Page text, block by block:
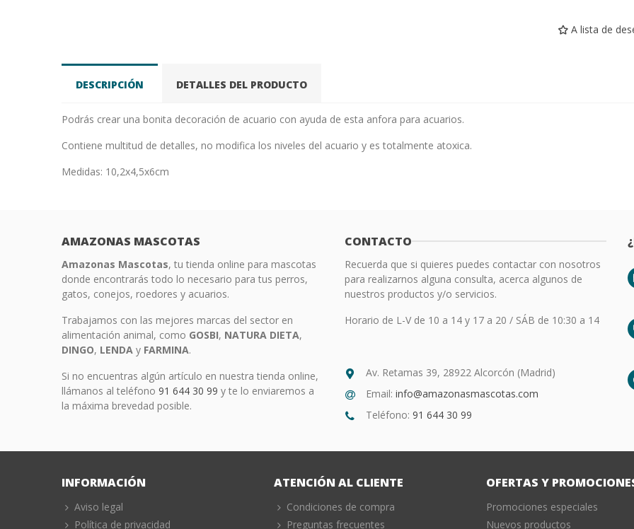
A lista de
DESCRIPCIÓN DETALLES DEL PRODUCTO
Podrás crear una bonita decoración de acuario con ayuda de esta anfora para acuarios.
Contiene multitud de detalles, no modifica los niveles del acuario y es totalmente atoxica.
Medidas: 10,2x4,5x6cm
AMAZONAS MASCOTAS
Amazonas Mascotas, tu tienda online para mascotas
donde encontrarás todo lo necesario para tus perros,
gatos, conejos, roedores y acuarios.
Trabajamos con las mejores marcas del sector en
alimentación animal, como GOSBI, NATURA DIETA,
DINGO, LENDA y FARMINA.
Si no encuentras algún artículo en nuestra tienda online,
llámanos al teléfono 91 644 30 99 y te lo enviaremos a
la máxima brevedad posible.
CONTACTO
Recuerda que si quieres puedes contactar con nosotros
para realizarnos alguna consulta, acerca algunos de
nuestros productos y/o servicios.
Horario de L-V de 10 a 14 y 17 a 20 / SÁB de 10:30 a 14
Av. Retamas 39, 28922 Alcorcón (Madrid)
Email: info@amazonasmascotas.com
Teléfono: 91 644 30 99
INFORMACIÓN
Aviso legal
Política de privacidad
ATENCIÓN AL CLIENTE
Condiciones de compra
Preguntas frecuentes
OFERTAS Y
Promociones especiales
Nuevos productos